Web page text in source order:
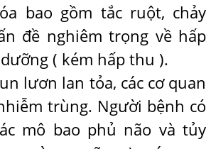
bao gồm tắc ruột, chảy
đề nghiêm trọng về hấp
( kém hấp thu ).
lươn lan tỏa, các cơ quan
trùng. Người bệnh có
mô bao phủ não và tủy